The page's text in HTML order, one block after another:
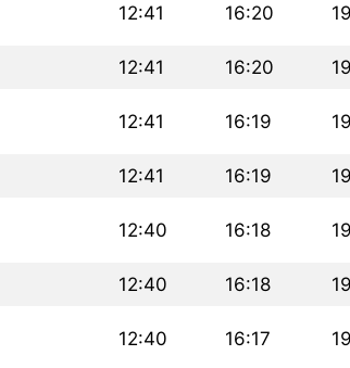
12:41 16:20
12:41 16:20
12:41 16:19
12:41 16:19
12:40 16:18
12:40 16:18
12:40 16:17